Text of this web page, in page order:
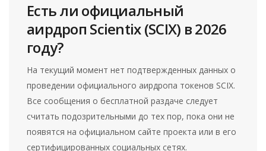
Есть ли официальный
аирдроп Scientix (SCIX) в 2026
году?
На текущий момент нет подтвержденных данных о
проведении официального аирдропа токенов SCIX.
Все сообщения о бесплатной раздаче следует
считать подозрительными до тех пор, пока они не
появятся на официальном сайте проекта или в его
сертифицированных социальных сетях.